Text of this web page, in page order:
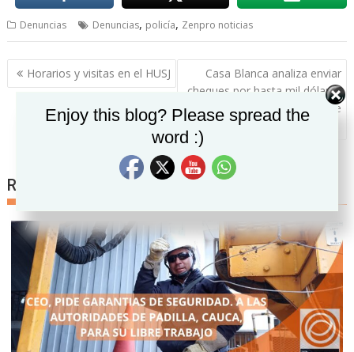
Denuncias Denuncias, policía, Zenpro noticias
Navegación
de
entradas
Horarios y visitas en el HUSJ
Casa Blanca analiza enviar
cheques por hasta mil dólares
a estadounidenses ante
COVID-19
Related posts
Enjoy this blog? Please spread the
word :)
Set Youtube Channel ID